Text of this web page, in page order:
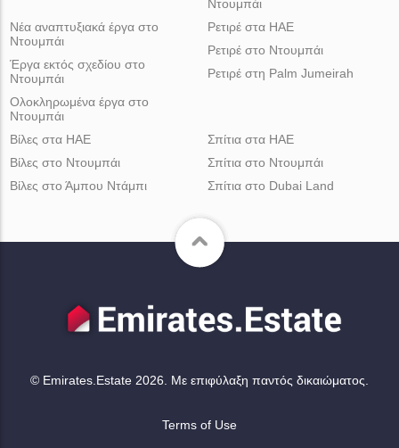
Ντουμπάι
Νέα αναπτυξιακά έργα στο
Ντουμπάι
Έργα εκτός σχεδίου στο
Ντουμπάι
Ολοκληρωμένα έργα στο
Ντουμπάι
Ρετιρέ στα ΗΑΕ
Ρετιρέ στο Ντουμπάι
Ρετιρέ στη Palm Jumeirah
Βίλες στα ΗΑΕ
Βίλες στο Ντουμπάι
Βίλες στο Άμπου Ντάμπι
Σπίτια στα ΗΑΕ
Σπίτια στο Ντουμπάι
Σπίτια στο Dubai Land
© Emirates.Estate 2026. Με επιφύλαξη παντός δικαιώματος.
Terms of Use